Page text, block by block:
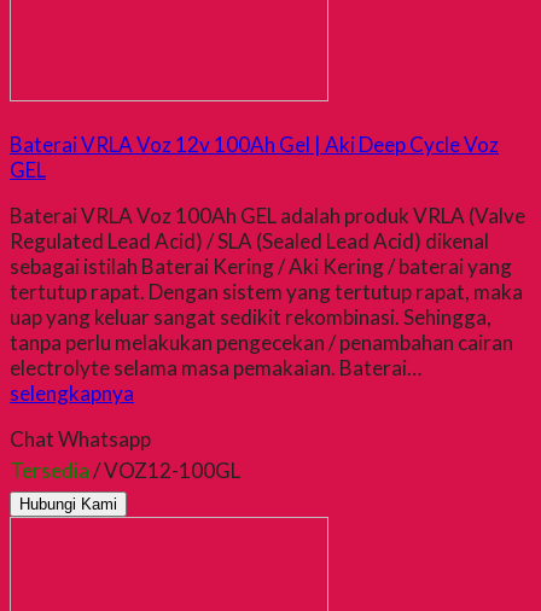
Baterai VRLA Voz 12v 100Ah Gel | Aki Deep Cycle Voz
GEL
Baterai VRLA Voz 100Ah GEL adalah produk VRLA (Valve
Regulated Lead Acid) / SLA (Sealed Lead Acid) dikenal
sebagai istilah Baterai Kering / Aki Kering / baterai yang
tertutup rapat. Dengan sistem yang tertutup rapat, maka
uap yang keluar sangat sedikit rekombinasi. Sehingga,
tanpa perlu melakukan pengecekan / penambahan cairan
electrolyte selama masa pemakaian. Baterai…
selengkapnya
Chat Whatsapp
Tersedia/ VOZ12-100GL
Hubungi Kami